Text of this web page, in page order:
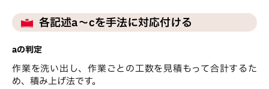
各記述a～cを手法に対応付ける
aの判定
作業を洗い出し、作業ごとの工数を見積もって合計するた
め、積み上げ法です。